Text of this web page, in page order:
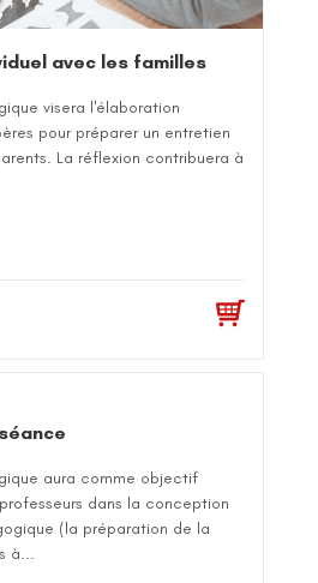
avec les familles
visera l'élaboration
pour préparer un entretien
La réflexion contribuera à
aura comme objectif
dans la conception
(la préparation de la
à...